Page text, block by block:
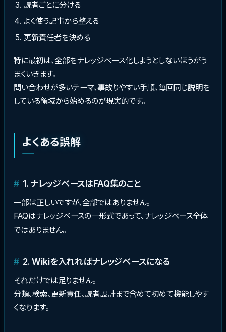
読者ごとに分ける
よく使う記事から整える
更新責任者を決める
特に最初は、全部をナレッジベース化しようとしないほうがう
まくいきます。
問い合わせが多いテーマ、事故りやすい手順、毎回同じ説明を
している領域から始めるのが現実的です。
よくある誤解
1. ナレッジベースはFAQ集のこと
一部は正しいですが、全部ではありません。
FAQはナレッジベースの一形式であって、ナレッジベース全体
ではありません。
2. Wikiを入れればナレッジベースになる
それだけでは足りません。
分類、検索、更新責任、読者設計まで含めて初めて機能しやす
くなります。